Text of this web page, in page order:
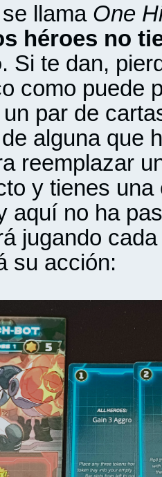
llama One
héroes no
. Si te dan,
como puede
par de
alguna que
reemplazar
y tienes
aquí no ha
jugando
su acción: